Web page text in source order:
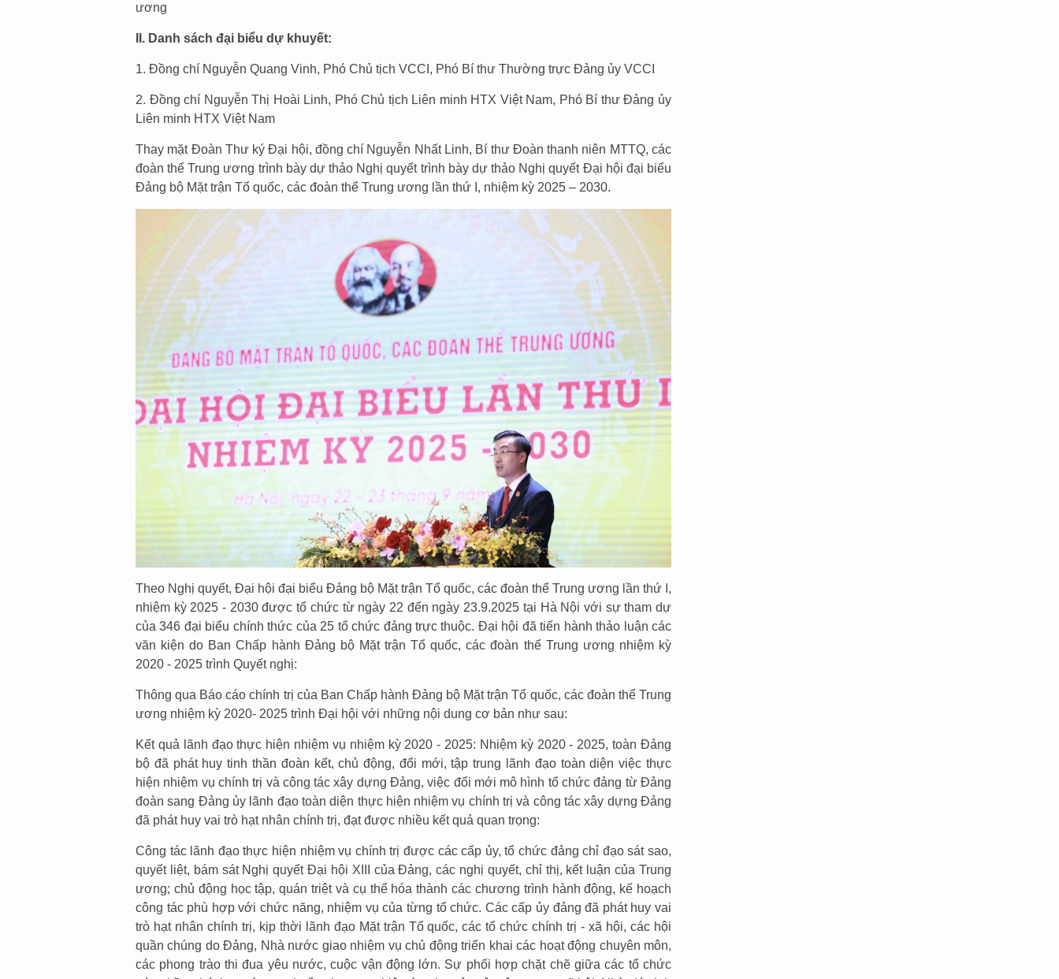
ương
II. Danh sách đại biểu dự khuyết:
1. Đồng chí Nguyễn Quang Vinh, Phó Chủ tịch VCCI, Phó Bí thư Thường trực Đảng ủy VCCI
2. Đồng chí Nguyễn Thị Hoài Linh, Phó Chủ tịch Liên minh HTX Việt Nam, Phó Bí thư Đảng ủy
Liên minh HTX Việt Nam
Thay mặt Đoàn Thư ký Đại hội, đồng chí Nguyễn Nhất Linh, Bí thư Đoàn thanh niên MTTQ, các
đoàn thể Trung ương trình bày dự thảo Nghị quyết trình bày dự thảo Nghị quyết Đại hội đại biểu
Đảng bộ Mặt trận Tổ quốc, các đoàn thể Trung ương lần thứ I, nhiệm kỳ 2025 – 2030.
Theo Nghị quyết, Đại hội đại biểu Đảng bộ Mặt trận Tổ quốc, các đoàn thể Trung ương lần thứ I,
nhiệm kỳ 2025 - 2030 được tổ chức từ ngày 22 đến ngày 23.9.2025 tại Hà Nội với sự tham dự
của 346 đại biểu chính thức của 25 tổ chức đảng trực thuộc. Đại hội đã tiến hành thảo luận các
văn kiện do Ban Chấp hành Đảng bộ Mặt trận Tổ quốc, các đoàn thể Trung ương nhiệm kỳ
2020 - 2025 trình Quyết nghị:
Thông qua Báo cáo chính trị của Ban Chấp hành Đảng bộ Mặt trận Tổ quốc, các đoàn thể Trung
ương nhiệm kỳ 2020- 2025 trình Đại hội với những nội dung cơ bản như sau:
Kết quả lãnh đạo thực hiện nhiệm vụ nhiệm kỳ 2020 - 2025: Nhiệm kỳ 2020 - 2025, toàn Đảng
bộ đã phát huy tinh thần đoàn kết, chủ động, đổi mới, tập trung lãnh đạo toàn diện việc thực
hiện nhiệm vụ chính trị và công tác xây dựng Đảng, việc đổi mới mô hình tổ chức đảng từ Đảng
đoàn sang Đảng ủy lãnh đạo toàn diện thực hiện nhiệm vụ chính trị và công tác xây dựng Đảng
đã phát huy vai trò hạt nhân chính trị, đạt được nhiều kết quả quan trọng:
Công tác lãnh đạo thực hiện nhiệm vụ chính trị được các cấp ủy, tổ chức đảng chỉ đạo sát sao,
quyết liệt, bám sát Nghị quyết Đại hội XIII của Đảng, các nghị quyết, chỉ thị, kết luận của Trung
ương; chủ động học tập, quán triệt và cụ thể hóa thành các chương trình hành động, kế hoạch
công tác phù hợp với chức năng, nhiệm vụ của từng tổ chức. Các cấp ủy đảng đã phát huy vai
trò hạt nhân chính trị, kịp thời lãnh đạo Mặt trận Tổ quốc, các tổ chức chính trị - xã hội, các hội
quần chúng do Đảng, Nhà nước giao nhiệm vụ chủ động triển khai các hoạt động chuyên môn,
các phong trào thi đua yêu nước, cuộc vận động lớn. Sự phối hợp chặt chẽ giữa các tổ chức